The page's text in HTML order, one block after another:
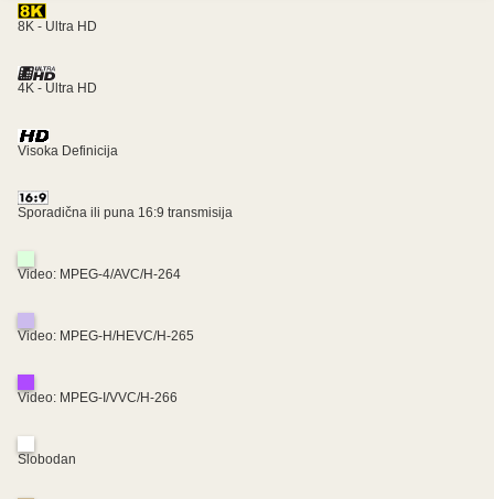
8K - Ultra HD
4K - Ultra HD
Visoka Definicija
Sporadična ili puna 16:9 transmisija
Video: MPEG-4/AVC/H-264
Video: MPEG-H/HEVC/H-265
Video: MPEG-I/VVC/H-266
Slobodan